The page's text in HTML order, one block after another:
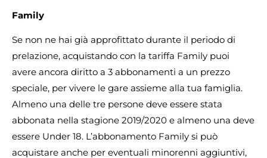
Family
Se non ne hai già approfittato durante il periodo di
prelazione, acquistando con la tariffa Family puoi
avere ancora diritto a 3 abbonamenti a un prezzo
speciale, per vivere le gare assieme alla tua famiglia.
Almeno una delle tre persone deve essere stata
abbonata nella stagione 2019/2020 e almeno una deve
essere Under 18. L’abbonamento Family si può
acquistare anche per eventuali minorenni aggiuntivi,